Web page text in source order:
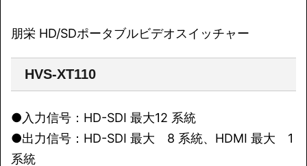
朋栄 HD/SDポータブルビデオスイッチャー
HVS-XT110
●入力信号：HD-SDI 最大12 系統
●出力信号：HD-SDI 最大 8 系統、HDMI 最大 1
系統